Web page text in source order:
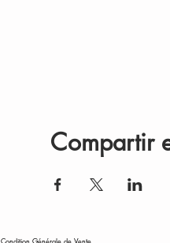
Compartir